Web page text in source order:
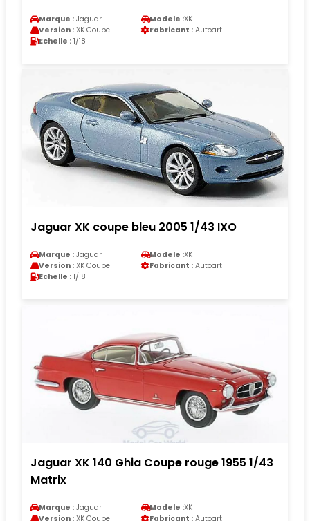
Marque : Jaguar Modele :XK
Version : XK Coupe Fabricant : Autoart
Echelle : 1/18
Jaguar XK coupe bleu 2005 1/43 IXO
Marque : Jaguar Modele :XK
Version : XK Coupe Fabricant : Autoart
Echelle : 1/18
Jaguar XK 140 Ghia Coupe rouge 1955 1/43
Matrix
Marque : Jaguar Modele :XK
Version : XK Coupe Fabricant : Autoart